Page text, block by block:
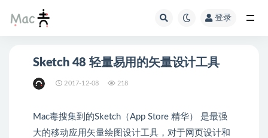
登录
Sketch 48 轻量易用的矢量设计工具
2017-12-08 218
Mac毒搜集到的Sketch（App Store 精华） 是最强
大的移动应用矢量绘图设计工具，对于网页设计和